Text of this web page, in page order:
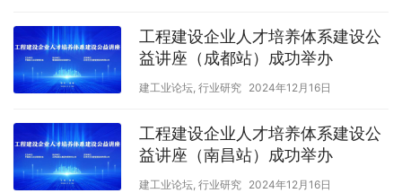
工程建设企业人才培养体系建设公
益讲座（成都站）成功举办
建工业论坛, 行业研究 2024年12月16日
工程建设企业人才培养体系建设公
益讲座（南昌站）成功举办
建工业论坛, 行业研究 2024年12月16日